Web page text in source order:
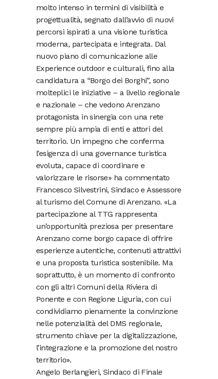
molto intenso in termini di visibilità e
progettualità, segnato dall’avvio di nuovi
percorsi ispirati a una visione turistica
moderna, partecipata e integrata. Dal
nuovo piano di comunicazione alle
Experience outdoor e culturali, fino alla
candidatura a “Borgo dei Borghi”, sono
molteplici le iniziative – a livello regionale
e nazionale – che vedono Arenzano
protagonista in sinergia con una rete
sempre più ampia di enti e attori del
territorio. Un impegno che conferma
l’esigenza di una governance turistica
evoluta, capace di coordinare e
valorizzare le risorse» ha commentato
Francesco Silvestrini, Sindaco e Assessore
al turismo del Comune di Arenzano. «La
partecipazione al TTG rappresenta
un’opportunità preziosa per presentare
Arenzano come borgo capace di offrire
esperienze autentiche, contenuti attrattivi
e una proposta turistica sostenibile. Ma
soprattutto, è un momento di confronto
con gli altri Comuni della Riviera di
Ponente e con Regione Liguria, con cui
condividiamo pienamente la convinzione
nelle potenzialità del DMS regionale,
strumento chiave per la digitalizzazione,
l’integrazione e la promozione del nostro
territorio».
Angelo Berlangieri, Sindaco di Finale